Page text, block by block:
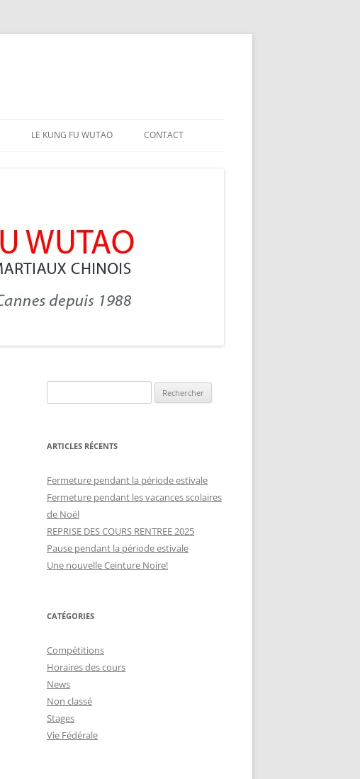
LE KUNG FU WUTAO CONTACT
e
h
r
c
h
e
r
ARTICLES RÉCENTS
Fermeture pendant la période estivale
Fermeture pendant les vacances scolaires
de Noël
REPRISE DES COURS RENTREE 2025
Pause pendant la période estivale
Une nouvelle Ceinture Noire!
CATÉGORIES
Compétitions
Horaires des cours
News
Non classé
Stages
Vie Fédérale